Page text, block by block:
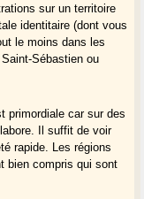
sur un territoire
identitaire (dont vous
le moins dans les
Sébastien ou
primordiale car sur des
Il suffit de voir
rapide. Les régions
bien compris qui sont